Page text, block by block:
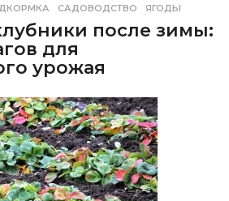
,САДОВОДСТВО ,ЯГОДЫ
после зимы:
для
урожая